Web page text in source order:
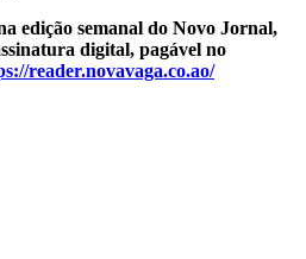
edição semanal do Novo Jornal,
digital, pagável no
reader.novavaga.co.ao/